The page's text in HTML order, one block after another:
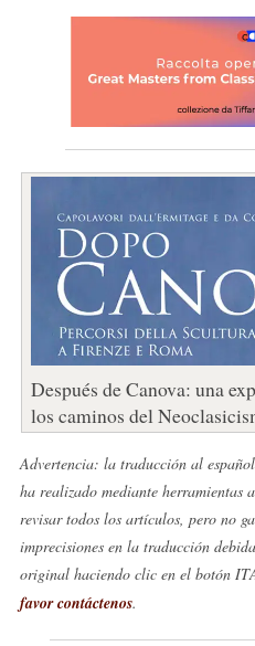
Después de Canova: una
los caminos del
Advertencia: la traducción al
ha realizado mediante herramientas
revisar todos los artículos, pero no
imprecisiones en la traducción
original haciendo clic en el botón
favor contáctenos.